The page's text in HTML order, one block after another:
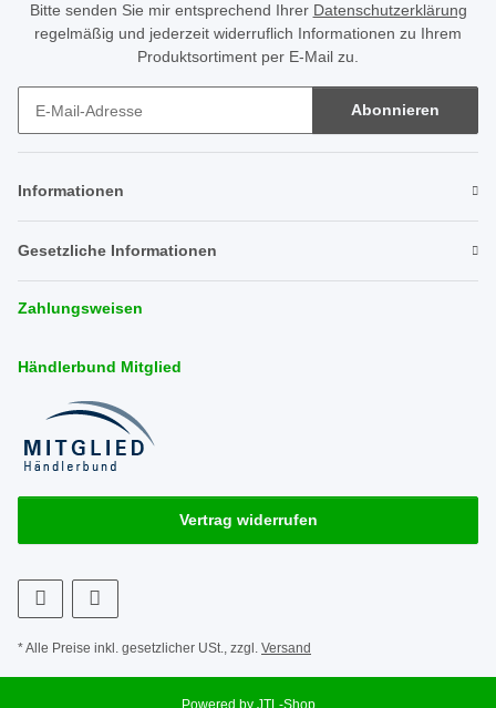
Bitte senden Sie mir entsprechend Ihrer Datenschutzerklärung
regelmäßig und jederzeit widerruflich Informationen zu Ihrem
Produktsortiment per E-Mail zu.
Abonnieren
Informationen
Gesetzliche Informationen
Zahlungsweisen
Händlerbund Mitglied
Vertrag widerrufen
* Alle Preise inkl. gesetzlicher USt., zzgl. Versand
Powered by JTL-Shop